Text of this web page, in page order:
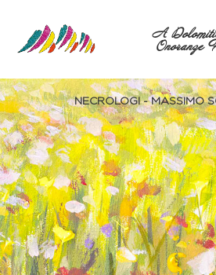
A
Onoranze
NECROLOGI - MASSIMO